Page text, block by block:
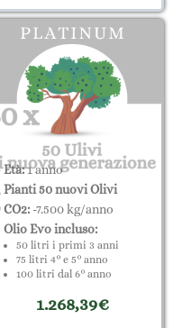
Età:1 anno
Pianti 50 nuovi Olivi
CO2: -7.500 kg/anno
Olio Evo incluso:
50 litri i primi 3 anni
75 litri 4° e 5° anno
100 litri dal 6° anno
1.268,39€